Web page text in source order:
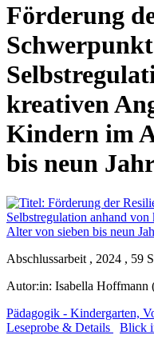
Förderung
kreativen
Kindern im
bis neun
Abschlussarbeit , 2024 , 59
Autor:in: Isabella Hoffmann
Pädagogik - Kindergarten,
Leseprobe & Details
Blick